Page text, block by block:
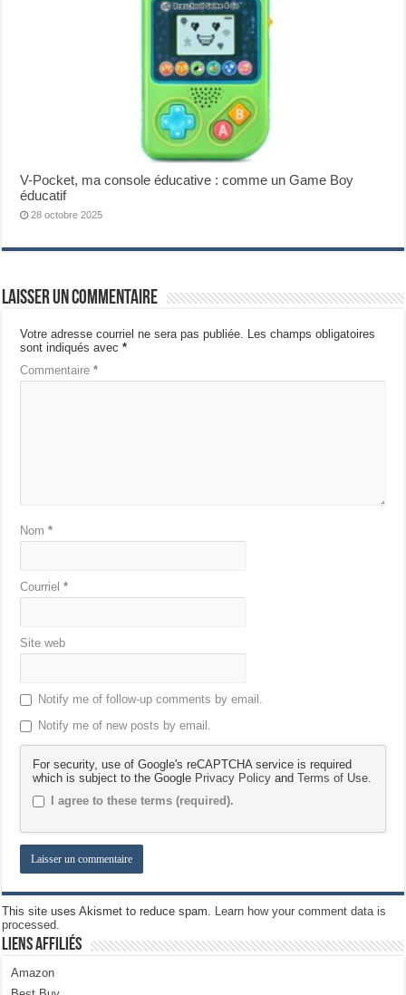
V-Pocket, ma console éducative : comme un Game Boy
éducatif
28 octobre 2025
Laisser un commentaire
Votre adresse courriel ne sera pas publiée.
Les champs obligatoires
sont indiqués avec*
Commentaire*
Nom*
Courriel*
Site web
Notify me of follow-up comments by email.
Notify me of new posts by email.
For security, use of Google's reCAPTCHA service is required
which is subject to the Google Privacy Policy andTerms of Use
I agree to these terms (required).
This site uses Akismet to reduce spam.
Learn how your comment data is
processed.
Liens Affiliés
Amazon